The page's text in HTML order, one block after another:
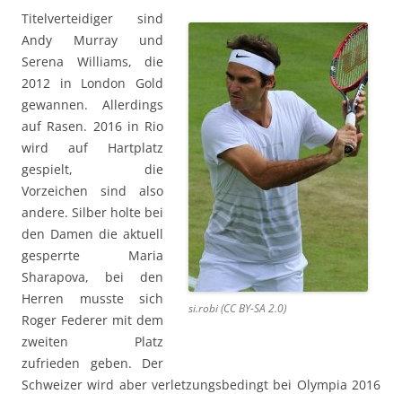
si.robi (CC BY-SA 2.0)
Titelverteidiger sind
Andy Murray und
Serena Williams, die
2012 in London Gold
gewannen. Allerdings
auf Rasen. 2016 in Rio
wird auf Hartplatz
gespielt, die
Vorzeichen sind also
andere. Silber holte bei
den Damen die aktuell
gesperrte Maria
Sharapova, bei den
Herren musste sich
Roger Federer mit dem
zweiten Platz
zufrieden geben. Der
Schweizer wird aber verletzungsbedingt bei Olympia 2016